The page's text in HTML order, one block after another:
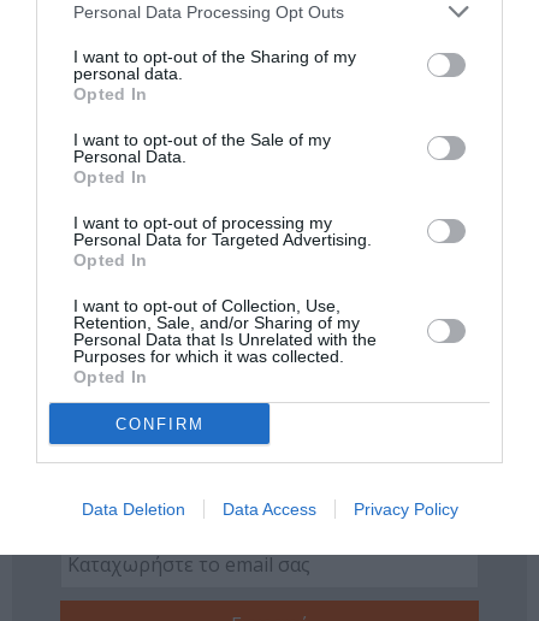
Personal Data Processing Opt Outs
I want to opt-out of the Sharing of my
personal data.
Opted In
I want to opt-out of the Sale of my
Personal Data.
Opted In
I want to opt-out of processing my
Personal Data for Targeted Advertising.
Opted In
I want to opt-out of Collection, Use,
Retention, Sale, and/or Sharing of my
Personal Data that Is Unrelated with the
Purposes for which it was collected.
Opted In
CONFIRM
Data Deletion Data Access Privacy Policy
Ακολουθήστε το Culturenow.gr στο Google News
μάθετε πρώτοι όλες τις ειδήσεις
Δείτε όλα τατελευταία νέα
Πολιτισμό στοCulturenow.gr
Tags
ΔΡΑΜΑ - ΚΟΙΝΩΝΙΚΟ - ΣΥΓΧΡΟΝΟ
ΘΕΑΤΡΙΚΕΣ ΠΑΡΑΣΤΑΣΕΙΣ 2022 - 2023
ΦΕΔΕΡΙΚΟ ΓΚΑΡΘΙΑ ΛΟΡΚΑ
Newsletter
την Τέχνη και τον Πολιτισμό!